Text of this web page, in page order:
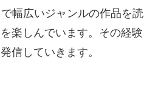
幅広いジャンルの作品を
楽しんでいます。その経
信していきます。